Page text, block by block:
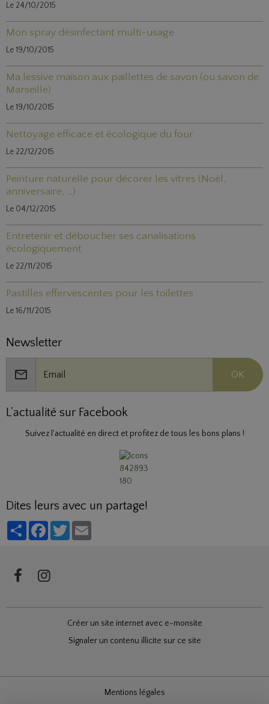
Le 24/10/2015
Mon spray désinfectant multi-usage
Le 19/10/2015
Ma lessive maison aux paillettes de savon (ou savon de
Marseille)
Le 19/10/2015
Nettoyage efficace et écologique du four
Le 22/12/2015
Peinture naturelle pour décorer les vitres (Noël,
anniversaire, ...)
Le 04/12/2015
Entretenir et déboucher ses canalisations
écologiquement
Le 22/11/2015
Pastilles effervescentes pour les toilettes
Le 16/11/2015
Newsletter
OK
L'actualité sur Facebook
Suivez l'actualité en direct et profitez de tous les bons plans !
Dites leurs avec un partage!
PartagerFacebookTwitter
Créer un site internet avec e-monsite
Signaler un contenu illicite sur ce site
Mentions légales